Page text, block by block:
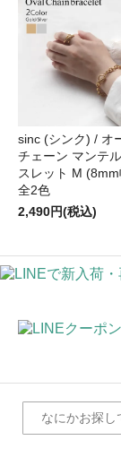
sinc (シンク) / オ
チェーン マンテ
スレット M
全2色
2,490円(税込)